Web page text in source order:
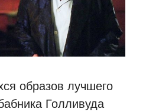
образов лучшего
Голливуда